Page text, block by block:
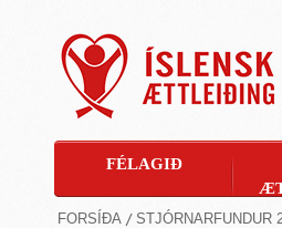
FORSÍÐA STJÓRNARFUNDUR
FÉLAGIÐ